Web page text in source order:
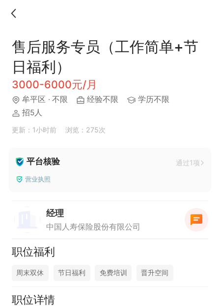
售后服务专员（工作简单+节
日福利）
3000-6000元/月
牟平区 · 不限 经验不限
学历不限
招5人
更新：1小时前 浏览：275次
平台核验 通过1项
营业执照
经理
中国人寿保险股份有限公司
职位福利
周末双休 节日福利 免费培训 晋升空间
职位详情